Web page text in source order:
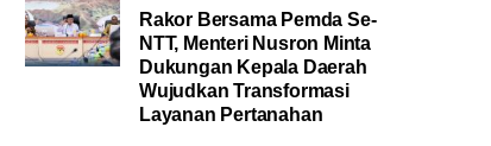
Rakor Bersama Pemda Se-
NTT, Menteri Nusron Minta
Dukungan Kepala Daerah
Wujudkan Transformasi
Layanan Pertanahan